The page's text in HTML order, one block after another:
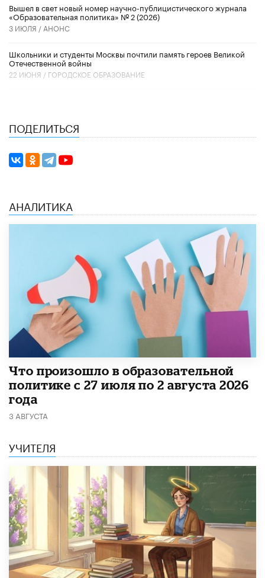
Вышел в свет новый номер научно-публицистического журнала
«Образовательная политика» № 2 (2026)
3 ИЮЛЯ / АНОНС
Школьники и студенты Москвы почтили память героев Великой
Отечественной войны
22 ИЮНЯ / ГОРОДСКОЕ ОБРАЗОВАНИЕ
ПОДЕЛИТЬСЯ
АНАЛИТИКА
​Что произошло в образовательной
политике с 27 июля по 2 августа 2026
года
3 АВГУСТА
УЧИТЕЛЯ